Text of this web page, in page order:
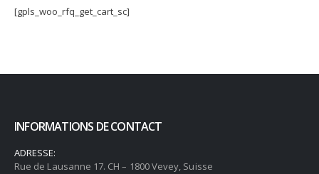
[gpls_woo_rfq_get_cart_sc]
INFORMATIONS DE CONTACT
ADRESSE:
Rue de Lausanne 17. CH – 1800 Vevey, Suisse